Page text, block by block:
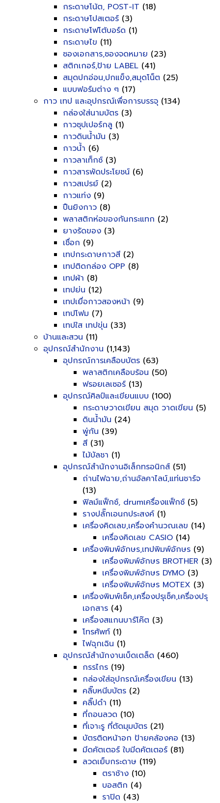
กระดาษโน้ต, POST-IT (18)
กระดาษโปสเตอร์ (3)
กระดาษโฟโต้บอร์ด (1)
กระดาษไข (11)
ซองเอกสาร,ซองจดหมาย (23)
สติกเกอร์,ป้าย LABEL (41)
สมุดปกอ่อน,ปกแข็ง,สมุดโน็ต (25)
แบบฟอร์มต่าง ๆ (17)
กาว เทป และอุปกรณ์เพื่อการบรรจุ (134)
กล่องใส่นามบัตร (3)
กาวซุปเปอร์กลู (1)
กาวดินน้ำมัน (3)
กาวน้ำ (6)
กาวลาเท็กซ์ (3)
กาวสารพัดประโยชน์ (6)
กาวสเปรย์ (2)
กาวแท่ง (9)
ปืนยิงกาว (8)
พลาสติกห่อของกันกระแทก (2)
ยางรัดของ (3)
เชื่อก (9)
เทปกระดาษกาวสี (2)
เทปติดกล่อง OPP (8)
เทปผ้า (8)
เทปย่น (12)
เทปเยื่อกาวสองหน้า (9)
เทปโฟม (7)
เทปใส เทปขุ่น (33)
บ้านและสวน (11)
อุปกรณ์สำนักงาน (1,143)
อุปกรณ์การเคลือบบัตร (63)
พลาสติกเคลือบร้อน (50)
ฟรอยเลเซอร์ (13)
อุปกรณ์ศิลป์และเขียนแบบ (100)
กระดาษวาดเขียน สมุด วาดเขียน (5)
ดินน้ำมัน (24)
พู่กัน (39)
สี (31)
ไม้บัลชา (1)
อุปกรณ์สำนักงานอิเล็กทรอนิกส์ (51)
ถ่านไฟฉาย,ถ่านอัลคาไลน์,แท่นชาร์จ
(13)
ฟิลม์แฟ็กซ์, drumเครื่องแฟ็กซ์ (5)
รางปลั๊กเอนกประสงค์ (1)
เครื่องคิดเลข,เครื่องคำนวณเลข (14)
เครื่องคิดเลข CASIO (14)
เครื่องพิมพ์อักษร,เทปพิมพ์อักษร (9)
เครื่องพิมพ์อักษร BROTHER (3)
เครื่องพิมพ์อักษร DYMO (3)
เครื่องพิมพ์อักษร MOTEX (3)
เครื่องพิมพ์เช็ค,เครื่องปรุเช็ค,เครื่องปรุ
เอกสาร (4)
เครื่องสแกนบาร์โค๊ต (3)
โทรศัพท์ (1)
ไฟฉุกเฉิน (1)
อุปกรณ์สำนักงานเบ็ดเตล็ด (460)
กรรไกร (19)
กล่องใส่อุปกรณ์เครื่องเขียน (13)
คลิ๊บหนีบบัตร (2)
คลิ๊ปดำ (11)
ที่ถอนลวด (10)
ที่เจาะรู ที่ตัดมุมบัตร (21)
บัตรติดหน้าอก ป้ายคล้องคอ (13)
มีดคัตเตอร์ ใบมีดคัตเตอร์ (81)
ลวดเย็บกระดาษ (119)
ตราช้าง (10)
บอสติก (4)
ราปิด (43)